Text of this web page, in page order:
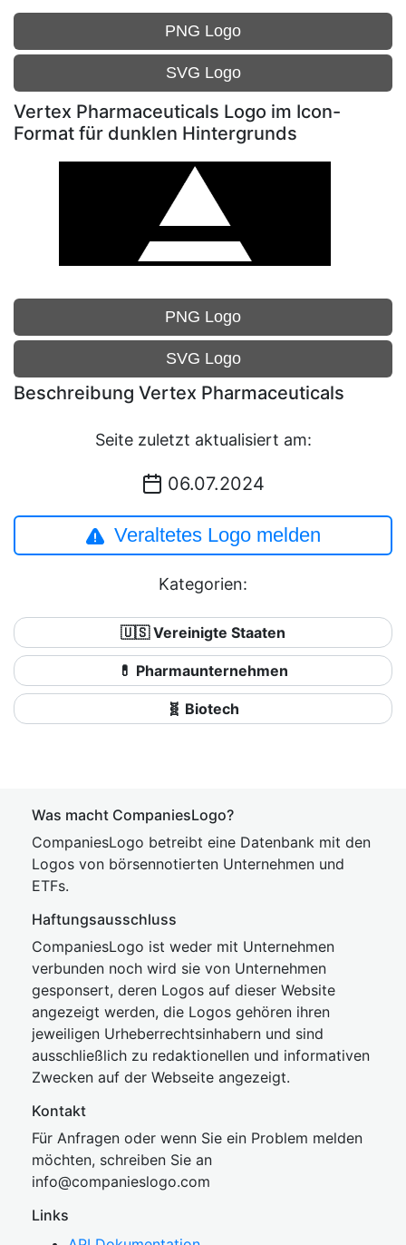
PNG Logo
SVG Logo
Vertex Pharmaceuticals Logo im Icon-
Format für dunklen Hintergrunds
PNG Logo
SVG Logo
Beschreibung Vertex Pharmaceuticals
Seite zuletzt aktualisiert am:
06.07.2024
Veraltetes Logo melden
Kategorien:
🇺🇸 Vereinigte Staaten
💊 Pharmaunternehmen
🧬 Biotech
Was macht CompaniesLogo?
CompaniesLogo betreibt eine Datenbank mit den
Logos von börsennotierten Unternehmen und
ETFs.
Haftungsausschluss
CompaniesLogo ist weder mit Unternehmen
verbunden noch wird sie von Unternehmen
gesponsert, deren Logos auf dieser Website
angezeigt werden, die Logos gehören ihren
jeweiligen Urheberrechtsinhabern und sind
ausschließlich zu redaktionellen und informativen
Zwecken auf der Webseite angezeigt.
Kontakt
Für Anfragen oder wenn Sie ein Problem melden
möchten, schreiben Sie an
info@companieslogo.com
Links